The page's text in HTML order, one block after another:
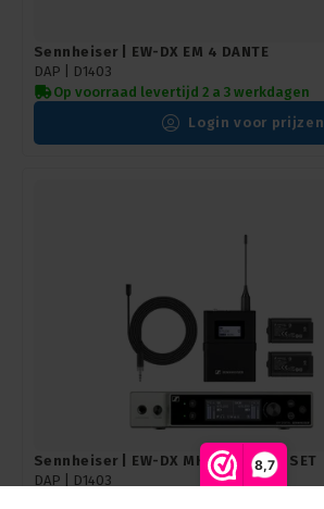
8,7
Sennheiser | EW-DX EM 4 DANTE
DAP | D1403
Op voorraad levertijd 2 a 3 werkdagen
Login voor prijzen
Sennheiser | EW-DX MKE 2 / 835-S SET
DAP | D1403